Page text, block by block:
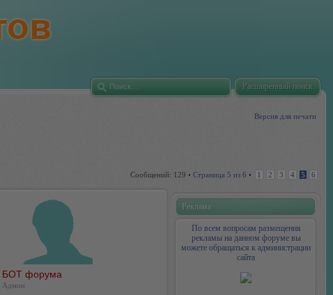
Расширенный поиск
Версия для печати
Сообщений: 129 • Страница 5 из 6 • 1 2 3 4 5 6
БОТ форума
Админ
Реклама
По всем вопросам размещения
рекламы на данном форуме вы
можете обращаться к администрации
сайта